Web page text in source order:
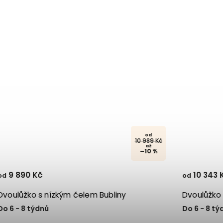
od
10 989 Kč
až
–10 %
s nízkým čelem Bubliny
6 - 8 týdnů
9 890 Kč
Dvoulůžko
Do 6 - 8
od10 343